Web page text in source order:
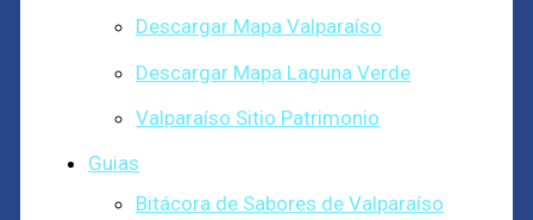
Descargar Mapa Valparaíso
Descargar Mapa Laguna Verde
Valparaíso Sitio Patrimonio
Guias
Bitácora de Sabores de Valparaíso